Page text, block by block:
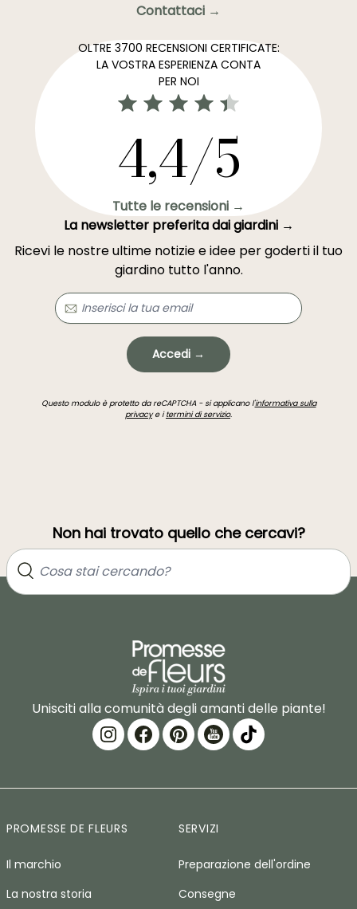
Contattaci →
OLTRE 3700 RECENSIONI CERTIFICATE:
LA VOSTRA ESPERIENZA CONTA
PER NOI
4,4/5
Tutte le recensioni →
La newsletter preferita dai giardini →
Ricevi le nostre ultime notizie e idee per goderti il tuo
giardino tutto l'anno.
Accedi →
Questo modulo è protetto da reCAPTCHA - si applicano l'informativa sulla
privacye itermini di servizio.
Non hai trovato quello che cercavi?
Unisciti alla comunità degli amanti delle piante!
PROMESSE DE FLEURS
Il marchio
La nostra storia
SERVIZI
Preparazione dell'ordine
Consegne